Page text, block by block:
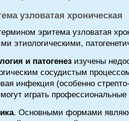
узловатая хроническая
эритема узловатая
этиологическими,
и патогенез изучены
сосудистым
инфекция (особенно
играть
. Основными формами